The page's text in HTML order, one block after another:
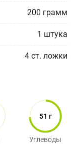
200 грамм
1 штука
4 ст. ложки
51 г
Углеводы